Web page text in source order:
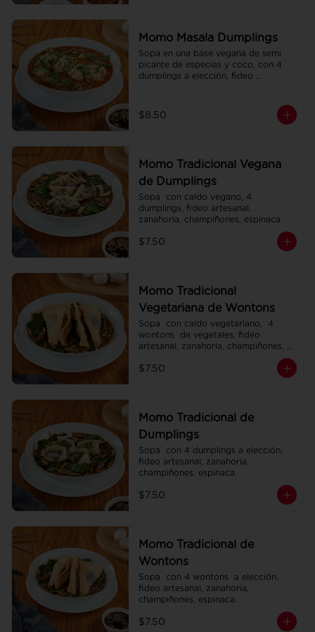
Momo Masala Dumplings
Sopa en una base vegana de semi
picante de especias y coco, con 4
dumplings a elección, fideo
$8.50
Momo Tradicional Vegana
de Dumplings
Sopa  con caldo vegano, 4
dumplings, fideo artesanal,
zanahoria, champiñones, espinaca.
$7.50
Momo Tradicional
Vegetariana de Wontons
Sopa  con caldo vegetariano,  4
wontons  de vegetales, fideo
artesanal, zanahoria, champiñones,
$7.50
Momo Tradicional de
Dumplings
Sopa  con 4 dumplings a elección,
fideo artesanal, zanahoria,
champiñones, espinaca.
$7.50
Momo Tradicional de
Wontons
Sopa  con 4 wontons  a elección,
fideo artesanal, zanahoria,
champiñones, espinaca.
$7.50